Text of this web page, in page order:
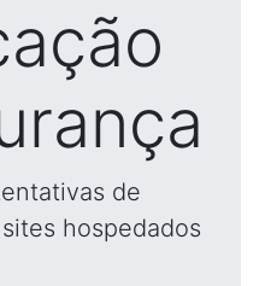
de
hospedados